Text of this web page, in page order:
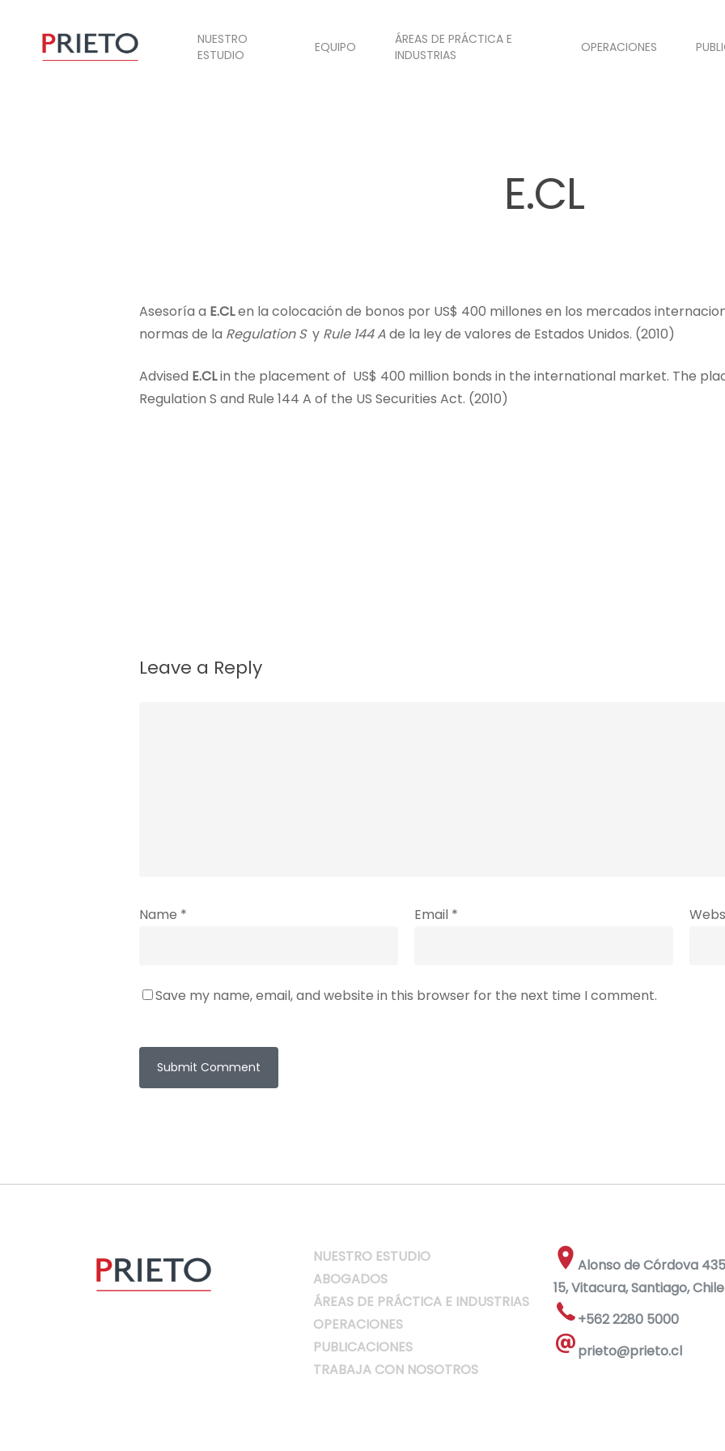
NUESTRO
ESTUDIO
EQUIPO
ÁREAS DE PRÁCTICA E
INDUSTRIAS
OPERACIONES
E.CL
Asesoría a E.CLen la colocación de bonos por US$ 400 millones en los mercados
normas de la Regulation Sy Rule 144 Ade la ley de valores de Estados Unidos. (2010)
Advised E.CLin the placement of US$ 400 million bonds in the international market. The
Regulation S and Rule 144 A of the US Securities Act. (2010)
Leave a Reply
Name * Email *
Save my name, email, and website in this browser for the next time I comment.
NUESTRO ESTUDIO
ABOGADOS
ÁREAS DE PRÁCTICA E INDUSTRIAS
OPERACIONES
PUBLICACIONES
TRABAJA CON NOSOTROS
Alonso de Córdova
15, Vitacura, Santiago, Chile
+562 2280 5000
prieto@prieto.cl